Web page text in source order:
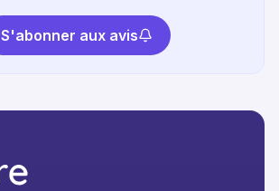
S'abonner aux avis